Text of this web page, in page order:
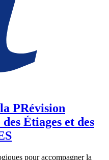
PRévision
Étiages et des
pour accompagner la